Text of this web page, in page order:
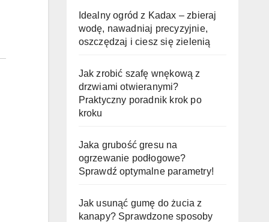
Idealny ogród z Kadax – zbieraj
wodę, nawadniaj precyzyjnie,
oszczędzaj i ciesz się zielenią
Jak zrobić szafę wnękową z
drzwiami otwieranymi?
Praktyczny poradnik krok po
kroku
Jaka grubość gresu na
ogrzewanie podłogowe?
Sprawdź optymalne parametry!
Jak usunąć gumę do żucia z
kanapy? Sprawdzone sposoby